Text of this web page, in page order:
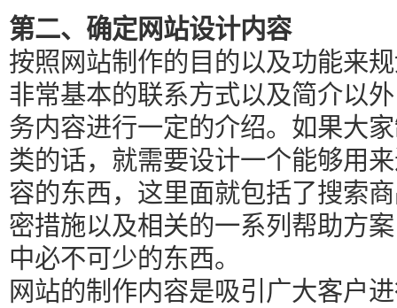
第二、确定网站设计内容
按照网站制作的目的以及功能来
非常基本的联系方式以及简介以
务内容进行一定的介绍。如果大
类的话，就需要设计一个能够用
容的东西，这里面就包括了搜索
密措施以及相关的一系列帮助方
中必不可少的东西。
网站的制作内容是吸引广大客户